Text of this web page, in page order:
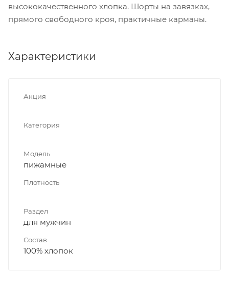
высококачественного хлопка. Шорты на завязках,
прямого свободного кроя, практичные карманы.
Характеристики
Акция
Категория
Модель
пижамные
Плотность
Раздел
для мужчин
Состав
100% хлопок